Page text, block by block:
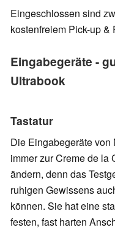
Eingeschlossen sind
kostenfreiem Pick-up &
Eingabegeräte -
Ultrabook
Tastatur
Die Eingabegeräte von
immer zur Creme de la
ändern, denn das
ruhigen Gewissens
können. Sie hat eine
festen, fast harten